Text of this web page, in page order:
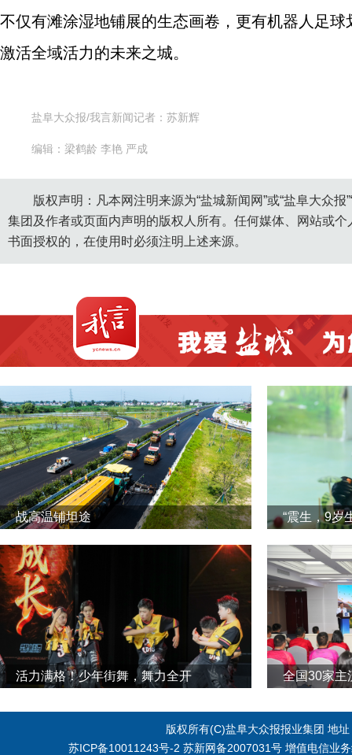
不仅有滩涂湿地铺展的生态画卷，更有机器人足
激活全域活力的未来之城。
盐阜大众报/我言新闻记者：苏新辉
编辑：梁鹤龄 李艳 严成
版权声明：凡本网注明来源为“盐城新闻网”或“盐阜大众
集团及作者或页面内声明的版权人所有。任何媒体、网站或
书面授权的，在使用时必须注明上述来源。
战高温铺坦途 “震生，9岁
活力满格！少年街舞，舞力全开 全国30家主
版权所有(C)盐阜大众报报业集团 地
苏ICP备10011243号-2 苏新网备2007031号 增值电信业